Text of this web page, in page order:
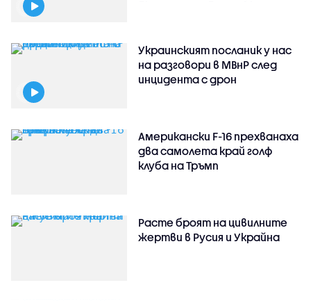
Украинският посланик у нас
на разговори в МВнР след
инцидента с дрон
Американски F-16 прехванаха
два самолета край голф
клуба на Тръмп
Расте броят на цивилните
жертви в Русия и Украйна